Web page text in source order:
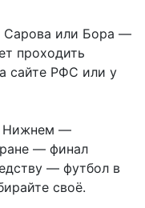
Сарова или Бора —
проходить
сайте РФС или у
Нижнем —
— финал
— футбол в
своё.